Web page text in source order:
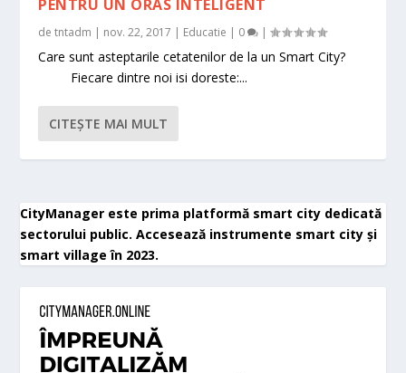
PENTRU UN ORAS INTELIGENT
detntadm | nov. 22, 2017 | Educatie | 0 |
Care sunt asteptarile cetatenilor de la un Smart City?
Fiecare dintre noi isi doreste:...
CITEŞTE MAI MULT
CityManager este prima platformă smart city dedicată
sectorului public. Accesează instrumente smart city și
smart village în 2023.